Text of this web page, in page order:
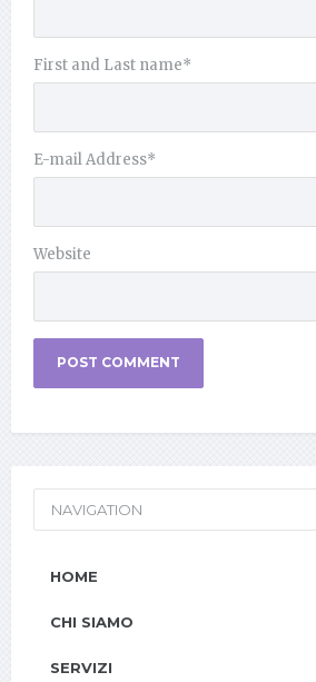
First and Last name*
E-mail Address*
Website
NAVIGATION
HOME
CHI SIAMO
SERVIZI